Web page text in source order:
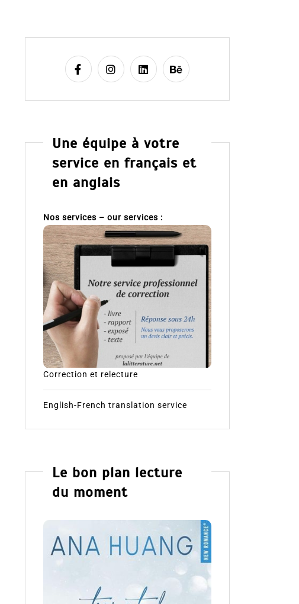
Une équipe à votre
service en français et
en anglais
Nos services – our services :
Correction et relecture
English-French translation service
Le bon plan lecture
du moment